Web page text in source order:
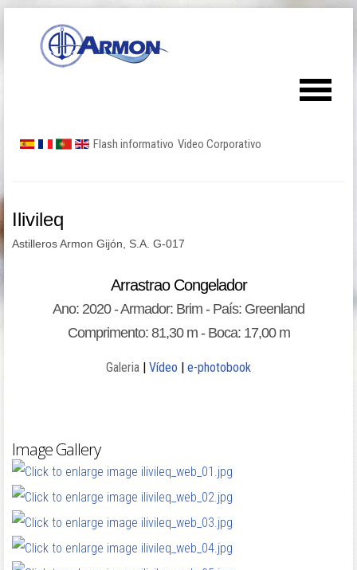
Flash informativo Video Corporativo
Ilivileq
Astilleros Armon Gijón, S.A. G-017
Arrastrao Congelador
Ano: 2020 - Armador: Brim - País: Greenland
Comprimento: 81,30 m - Boca: 17,00 m
Galeria | Vídeo | e-photobook
Image Gallery